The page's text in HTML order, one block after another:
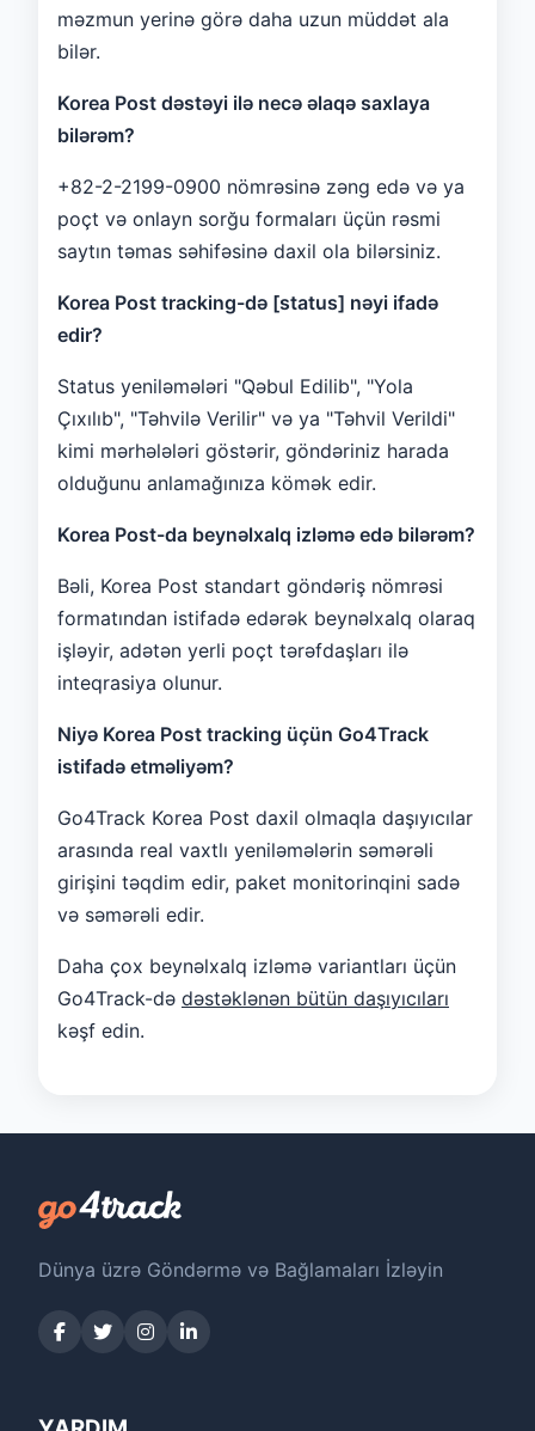
məzmun yerinə görə daha uzun müddət ala
bilər.
Korea Post dəstəyi ilə necə əlaqə saxlaya
bilərəm?
+82-2-2199-0900 nömrəsinə zəng edə və ya
poçt və onlayn sorğu formaları üçün rəsmi
saytın təmas səhifəsinə daxil ola bilərsiniz.
Korea Post tracking-də [status] nəyi ifadə
edir?
Status yeniləmələri "Qəbul Edilib", "Yola
Çıxılıb", "Təhvilə Verilir" və ya "Təhvil Verildi"
kimi mərhələləri göstərir, göndəriniz harada
olduğunu anlamağınıza kömək edir.
Korea Post-da beynəlxalq izləmə edə bilərəm?
Bəli, Korea Post standart göndəriş nömrəsi
formatından istifadə edərək beynəlxalq olaraq
işləyir, adətən yerli poçt tərəfdaşları ilə
inteqrasiya olunur.
Niyə Korea Post tracking üçün Go4Track
istifadə etməliyəm?
Go4Track Korea Post daxil olmaqla daşıyıcılar
arasında real vaxtlı yeniləmələrin səmərəli
girişini təqdim edir, paket monitorinqini sadə
və səmərəli edir.
Daha çox beynəlxalq izləmə variantları üçün
Go4Track-də dəstəklənən bütün daşıyıcıları
kəşf edin.
Dünya üzrə Göndərmə və Bağlamaları İzləyin